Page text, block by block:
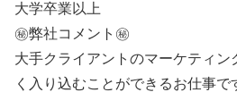
大学卒業以上
㊙️弊社コメント㊙️
大手クライアントのマーケティン
く入り込むことができるお仕事で